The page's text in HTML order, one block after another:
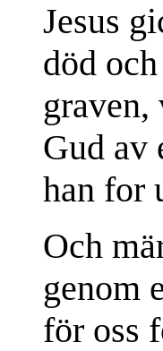
Jesus
död
graven,
Gud av
han for
Och
genom
för oss